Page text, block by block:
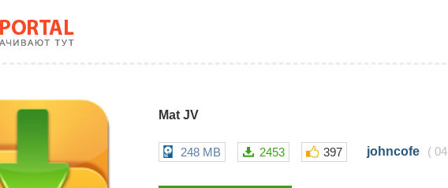
Mat JV
248 MB 2453 397 johncofe (